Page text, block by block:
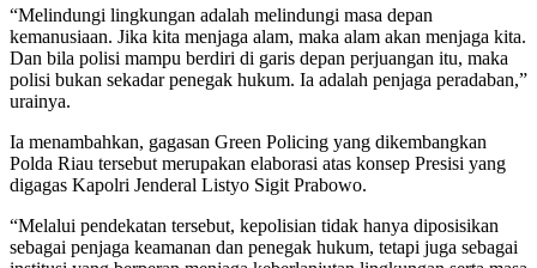
“Melindungi lingkungan adalah melindungi masa depan
kemanusiaan. Jika kita menjaga alam, maka alam akan menjaga kita.
Dan bila polisi mampu berdiri di garis depan perjuangan itu, maka
polisi bukan sekadar penegak hukum. Ia adalah penjaga peradaban,”
urainya.
Ia menambahkan, gagasan Green Policing yang dikembangkan
Polda Riau tersebut merupakan elaborasi atas konsep Presisi yang
digagas Kapolri Jenderal Listyo Sigit Prabowo.
“Melalui pendekatan tersebut, kepolisian tidak hanya diposisikan
sebagai penjaga keamanan dan penegak hukum, tetapi juga sebagai